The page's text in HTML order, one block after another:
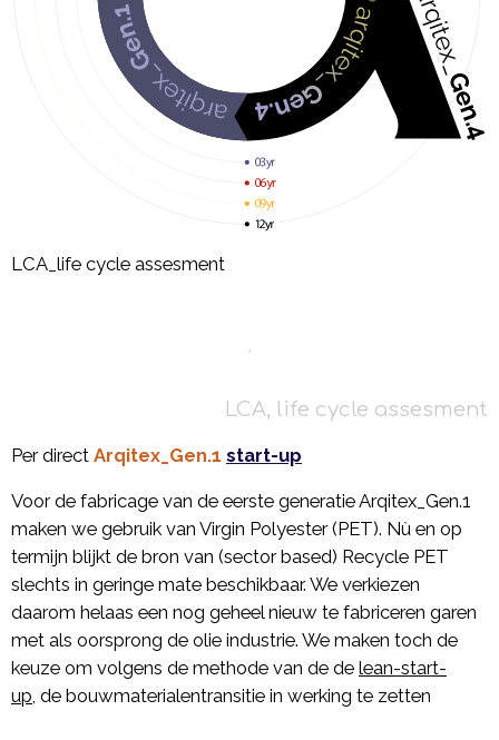
LCA_life cycle assesment
*
LCA, life cycle assesment
Per direct Arqitex_Gen.1 start-up
Voor de fabricage van de eerste generatie Arqitex_Gen.1
maken we gebruik van Virgin Polyester (PET). Nù en op
termijn blijkt de bron van (sector based) Recycle PET
slechts in geringe mate beschikbaar. We verkiezen
daarom helaas een nog geheel nieuw te fabriceren garen
met als oorsprong de olie industrie. We maken toch de
keuze om volgens de methode van de de lean-start-
up, de bouwmaterialentransitie in werking te zetten